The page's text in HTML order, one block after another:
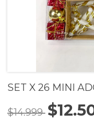
SET X 26 MINI
$14.999